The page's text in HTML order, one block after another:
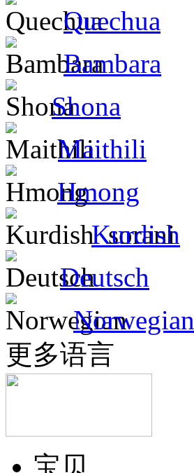
Quechua
Bambara
Shona
Maithili
Hmong
Kurdish
Deutsch
Norwegian
更多语言
宝贝